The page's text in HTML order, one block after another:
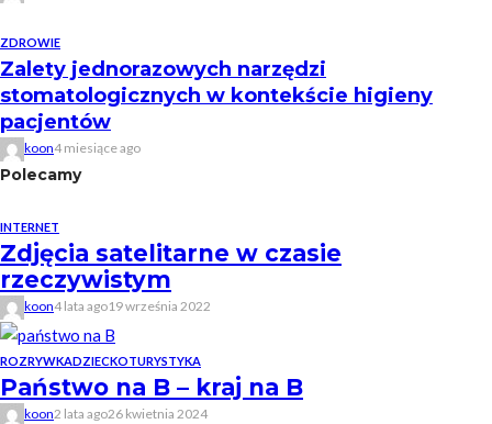
ZDROWIE
Zalety jednorazowych narzędzi
stomatologicznych w kontekście higieny
pacjentów
koon4 miesiące ago
Polecamy
INTERNET
Zdjęcia satelitarne w czasie
rzeczywistym
koon4 lata ago19 września 2022
ROZRYWKADZIECKOTURYSTYKA
Państwo na B – kraj na B
koon2 lata ago26 kwietnia 2024